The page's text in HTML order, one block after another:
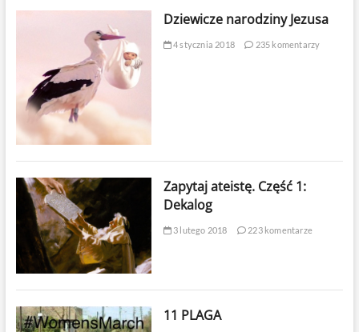
Dziewicze narodziny Jezusa
4 stycznia 2018 235 komentarzy
Zapytaj ateistę. Część 1:
Dekalog
3 lutego 2018 223 komentarze
11 PLAGA